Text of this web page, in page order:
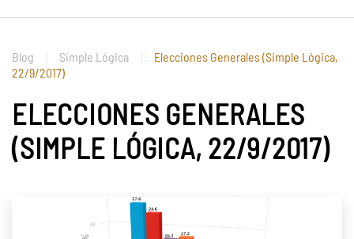
Blog Simple Lógica
Elecciones Generales (Simple Lógica,
22/9/2017)
ELECCIONES GENERALES
(SIMPLE LÓGICA, 22/9/2017)